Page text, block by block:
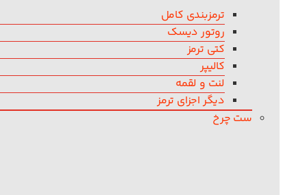
ترمزبندی کامل
روتور دیسک
کتی ترمز
کالیپر
لنت و لقمه
دیگر اجزای ترمز
ست چرخ